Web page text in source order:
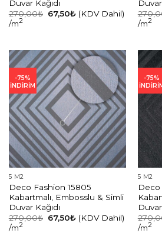
Duvar Kağıdı
270,00₺ Orijinal
fiyat:
67,50₺Şu
andaki
(KDV Dahil)
/m2
Duvar
/m2
-75%
İNDİRİM
5 M2
Deco Fashion 15805
Kabartmalı, Embosslu & Simli
Duvar Kağıdı
270,00₺ Orijinal
fiyat:
67,50₺Şu
andaki
(KDV Dahil)
/m2
-75%
5 M2
Deco
Duvar
/m2